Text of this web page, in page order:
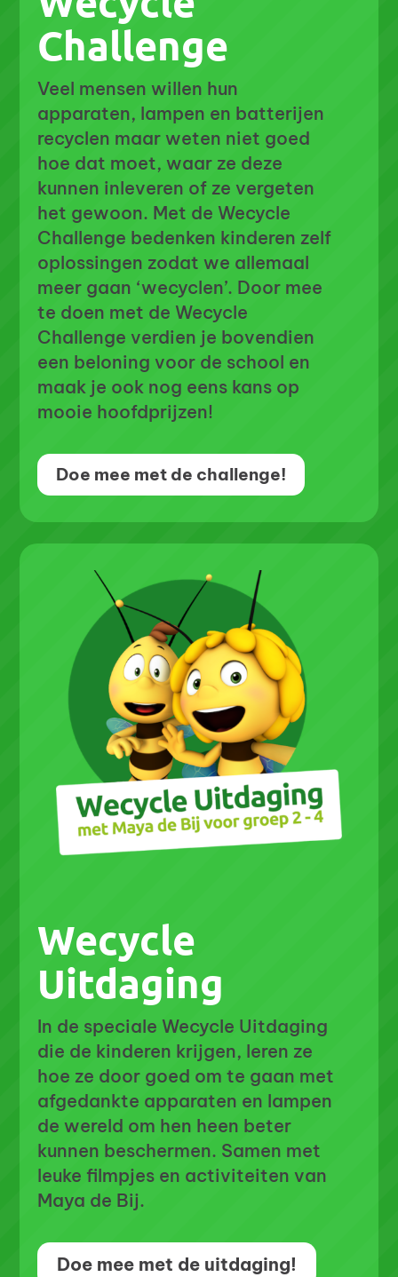
Challenge
Veel mensen willen hun
apparaten, lampen en batterijen
recyclen maar weten niet goed
hoe dat moet, waar ze deze
kunnen inleveren of ze vergeten
het gewoon. Met de Wecycle
Challenge bedenken kinderen zelf
oplossingen zodat we allemaal
meer gaan ‘wecyclen’. Door mee
te doen met de Wecycle
Challenge verdien je bovendien
een beloning voor de school en
maak je ook nog eens kans op
mooie hoofdprijzen!
Doe mee met de challenge!
Wecycle
Uitdaging
In de speciale Wecycle Uitdaging
die de kinderen krijgen, leren ze
hoe ze door goed om te gaan met
afgedankte apparaten en lampen
de wereld om hen heen beter
kunnen beschermen. Samen met
leuke filmpjes en activiteiten van
Maya de Bij.
Doe mee met de uitdaging!